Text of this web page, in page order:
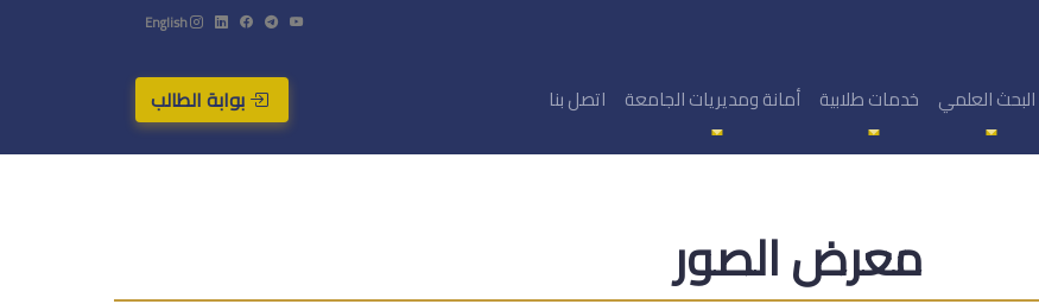
English
البحث العلمي خدمات طلابية أمانة ومديريات الجامعة اتصل بنا بوابة الطالب
معرض الصور